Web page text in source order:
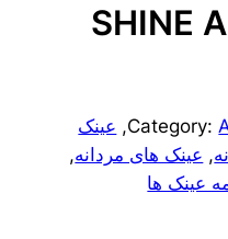
SHINE
Category:
, عینک
, عینک های مردانه,
عینک ها